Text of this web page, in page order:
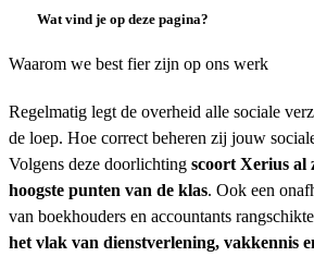
Wat vind je op deze pagina?
Waarom we best fier zijn op ons werk
Regelmatig legt de overheid alle sociale
de loep. Hoe correct beheren zij jouw
Volgens deze doorlichting scoort Xerius al
hoogste punten van de klas. Ook een
van boekhouders en accountants
het vlak van dienstverlening, vakkennis